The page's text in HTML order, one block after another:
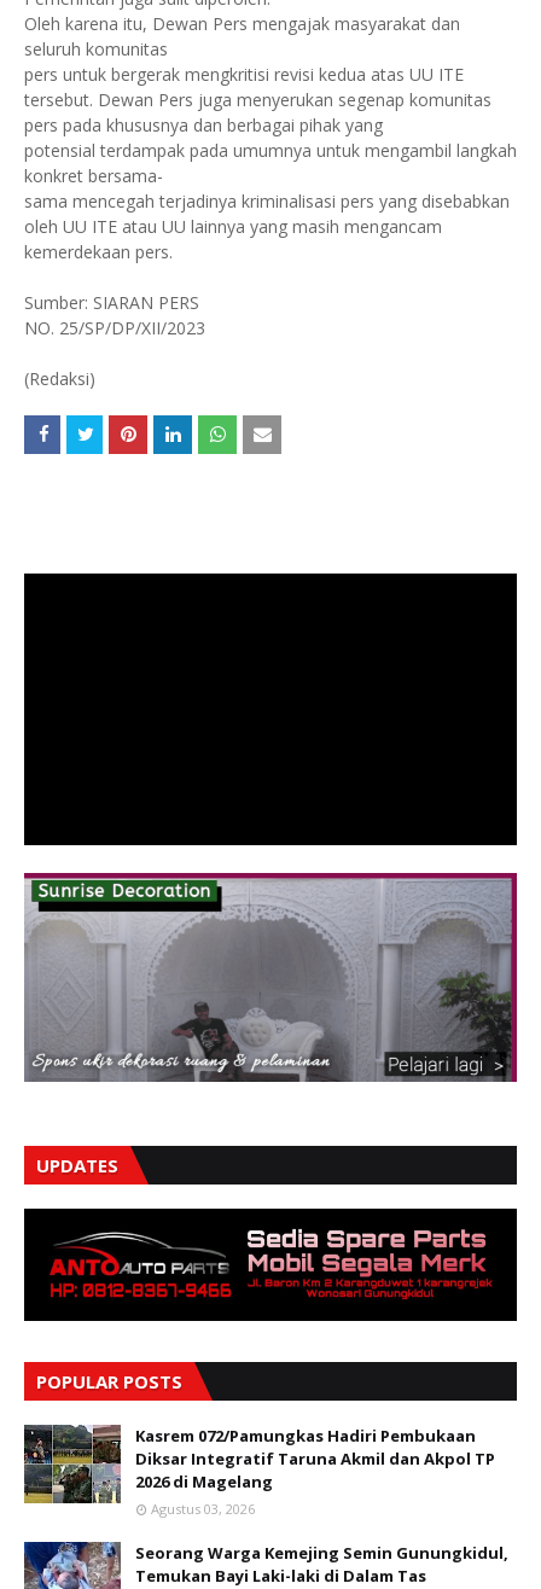
Oleh karena itu, Dewan Pers mengajak masyarakat dan
seluruh komunitas
pers untuk bergerak mengkritisi revisi kedua atas UU ITE
tersebut. Dewan Pers juga menyerukan segenap komunitas
pers pada khususnya dan berbagai pihak yang
potensial terdampak pada umumnya untuk mengambil langkah
konkret bersama-
sama mencegah terjadinya kriminalisasi pers yang disebabkan
oleh UU ITE atau UU lainnya yang masih mengancam
kemerdekaan pers.
Sumber: SIARAN PERS
NO. 25/SP/DP/XII/2023
(Redaksi)
UPDATES
POPULAR POSTS
Kasrem 072/Pamungkas Hadiri Pembukaan
Diksar Integratif Taruna Akmil dan Akpol TP
2026 di Magelang
Agustus 03, 2026
Seorang Warga Kemejing Semin Gunungkidul,
Temukan Bayi Laki-laki di Dalam Tas